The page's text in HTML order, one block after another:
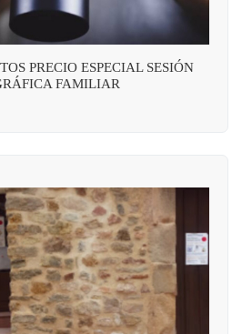
PRECIO ESPECIAL SESIÓN
FAMILIAR